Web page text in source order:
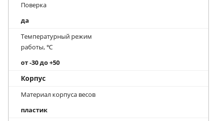
Поверка
да
Температурный режим
работы, ℃
от -30 до +50
Корпус
Материал корпуса весов
пластик